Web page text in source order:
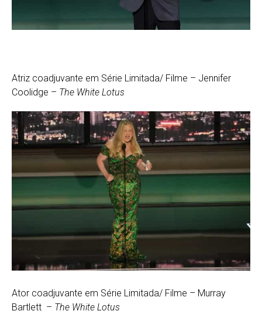
Atriz coadjuvante em Série Limitada/ Filme – Jennifer
Coolidge – The White Lotus
Ator coadjuvante em Série Limitada/ Filme – Murray
Bartlett – The White Lotus